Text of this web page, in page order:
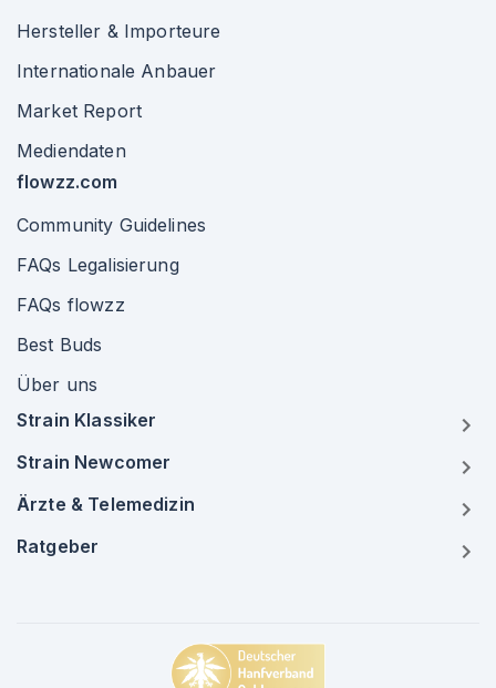
Hersteller & Importeure
Internationale Anbauer
Market Report
Mediendaten
flowzz.com
Community Guidelines
FAQs Legalisierung
FAQs flowzz
Best Buds
Über uns
Strain Klassiker
Strain Newcomer
Ärzte & Telemedizin
Ratgeber